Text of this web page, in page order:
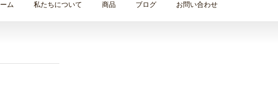
ム 私たちについて 商品 ブログ お問い合わせ